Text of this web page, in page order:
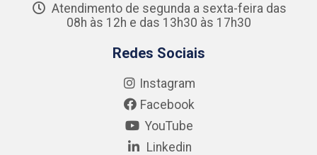
Atendimento de segunda a sexta-feira das
08h às 12h e das 13h30 às 17h30
Redes Sociais
Instagram
Facebook
YouTube
Linkedin